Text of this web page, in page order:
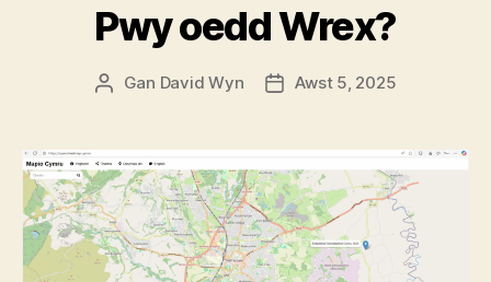
Pwy oedd Wrex?
Awdur
Gan David Wyn
Dyddiad
Awst 5, 2025